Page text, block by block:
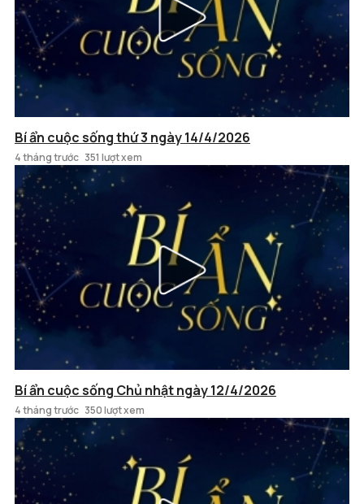
Bí ẩn cuộc sống thứ 3 ngày 14/4/2026
4 tháng trước 351 lượt xem
Bí ẩn cuộc sống Chủ nhật ngày 12/4/2026
4 tháng trước 350 lượt xem